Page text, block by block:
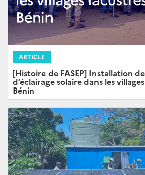
ARTICLE
[Histoire de FASEP] Installation
d’éclairage solaire dans les
Bénin